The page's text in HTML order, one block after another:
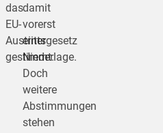
das
EU-
Austrittsgesetz
gestimmt.
damit
vorerst
einer
Niederlage.
Doch
weitere
Abstimmungen
stehen